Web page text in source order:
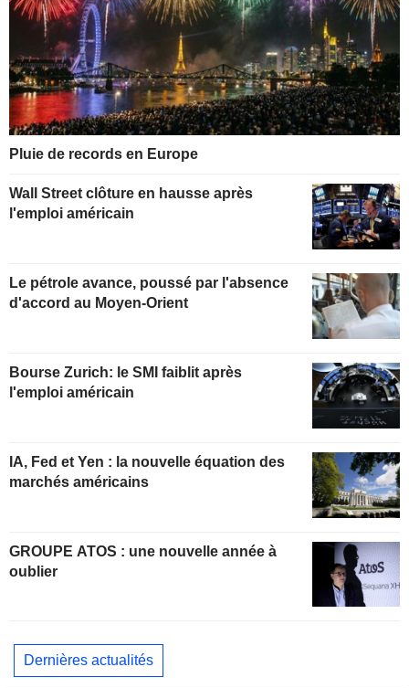
Pluie de records en Europe
Wall Street clôture en hausse après
l'emploi américain
Le pétrole avance, poussé par l'absence
d'accord au Moyen-Orient
Bourse Zurich: le SMI faiblit après
l'emploi américain
IA, Fed et Yen : la nouvelle équation des
marchés américains
GROUPE ATOS : une nouvelle année à
oublier
Dernières actualités